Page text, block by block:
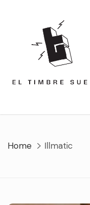
Home Illmatic